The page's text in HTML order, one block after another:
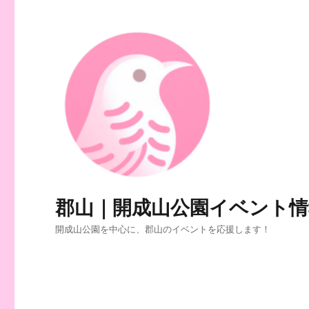
郡山｜開成山公園イベント
開成山公園を中心に、郡山のイベントを応援します！